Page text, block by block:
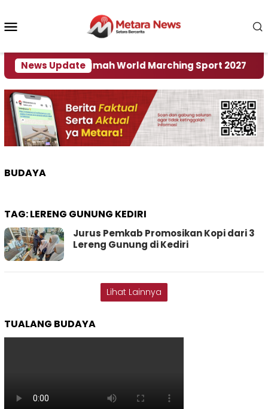
konten
News Update
Jadi Tuan Rumah World Marching Sport 2027
BUDAYA
TAG:LERENG GUNUNG KEDIRI
Jurus Pemkab Promosikan Kopi dari 3
Lereng Gunung di Kediri
Lihat Lainnya
TUALANG BUDAYA